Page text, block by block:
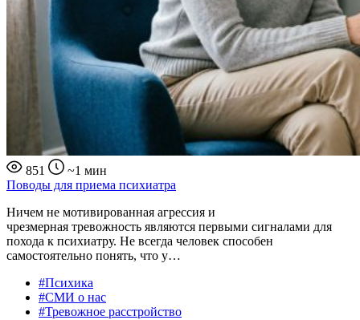
851
~1 мин
Поводы для приема психиатра
Ничем не мотивированная агрессия и
чрезмерная тревожность являются первыми сигналами для
похода к психиатру. Не всегда человек способен
самостоятельно понять, что у…
#Психика
#СМИ о нас
#Тревожное расстройство